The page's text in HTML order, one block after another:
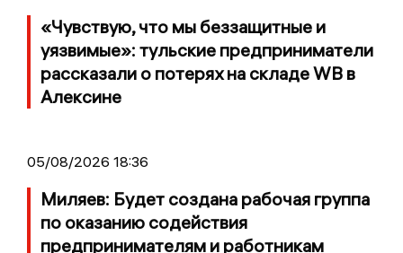
«Чувствую, что мы беззащитные и
уязвимые»: тульские предприниматели
рассказали о потерях на складе WB в
Алексине
05/08/2026 18:36
Миляев: Будет создана рабочая группа
по оказанию содействия
предпринимателям и работникам